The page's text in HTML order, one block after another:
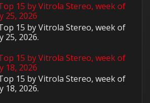
15 by Vitrola Stereo, week of
25, 2026
15 by Vitrola Stereo, week of
25, 2026.
15 by Vitrola Stereo, week of
18, 2026
15 by Vitrola Stereo, week of
18, 2026.